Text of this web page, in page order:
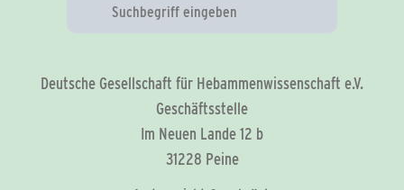
Deutsche Gesellschaft für Hebammenwissenschaft e.V.
Geschäftsstelle
Im Neuen Lande 12 b
31228 Peine